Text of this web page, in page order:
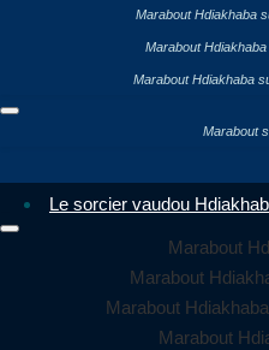
Marabout Hdiakhaba
Marabout
Marabout Hdiakhaba
Marabout
Le sorcier vaudou
Marabout
Marabout
Marabout
Marabout